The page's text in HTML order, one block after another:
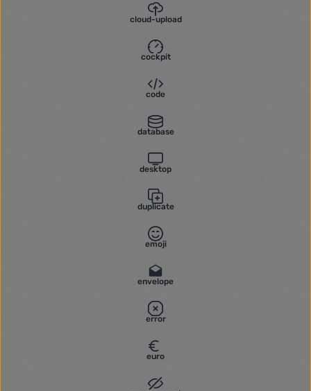
cloud-upload
cockpit
code
database
desktop
duplicate
emoji
envelope
error
euro